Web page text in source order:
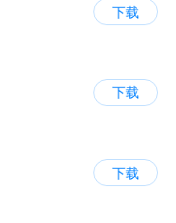
下载
下载
下载